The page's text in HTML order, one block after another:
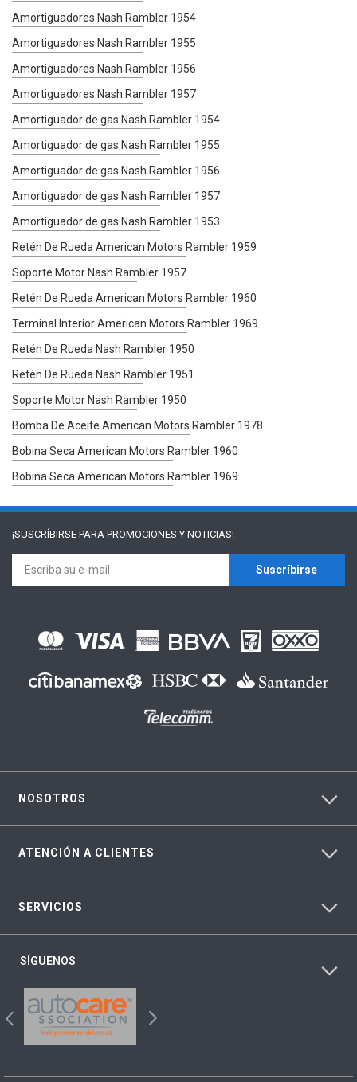
Amortiguadores Nash Rambler 1954
Amortiguadores Nash Rambler 1955
Amortiguadores Nash Rambler 1956
Amortiguadores Nash Rambler 1957
Amortiguador de gas Nash Rambler 1954
Amortiguador de gas Nash Rambler 1955
Amortiguador de gas Nash Rambler 1956
Amortiguador de gas Nash Rambler 1957
Amortiguador de gas Nash Rambler 1953
Retén De Rueda American Motors Rambler 1959
Soporte Motor Nash Rambler 1957
Retén De Rueda American Motors Rambler 1960
Terminal Interior American Motors Rambler 1969
Retén De Rueda Nash Rambler 1950
Retén De Rueda Nash Rambler 1951
Soporte Motor Nash Rambler 1950
Bomba De Aceite American Motors Rambler 1978
Bobina Seca American Motors Rambler 1960
Bobina Seca American Motors Rambler 1969
¡SUSCRÍBIRSE PARA PROMOCIONES Y NOTICIAS!
Suscríbirse
NOSOTROS
ATENCIÓN A CLIENTES
SERVICIOS
SÍGUENOS